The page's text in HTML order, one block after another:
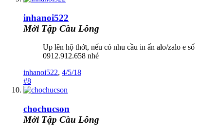
inhanoi522
Mới Tập Cầu Lông
Up lên hộ thớt, nếu có nhu cầu in ấn alo/zalo e số
0912.912.658 nhé
inhanoi522, 4/5/18
#8
chochucson
Mới Tập Cầu Lông